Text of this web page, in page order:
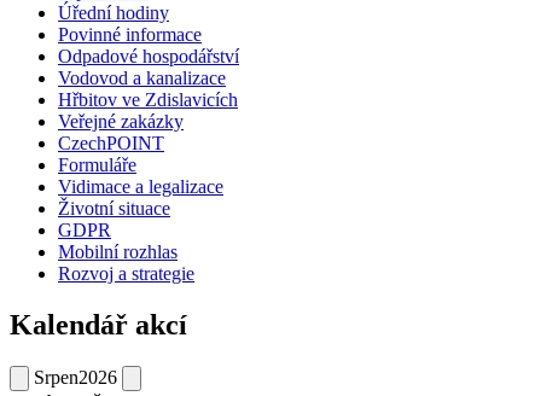
Úřední hodiny
Povinné informace
Odpadové hospodářství
Vodovod a kanalizace
Hřbitov ve Zdislavicích
Veřejné zakázky
CzechPOINT
Formuláře
Vidimace a legalizace
Životní situace
GDPR
Mobilní rozhlas
Rozvoj a strategie
Kalendář akcí
Srpen2026